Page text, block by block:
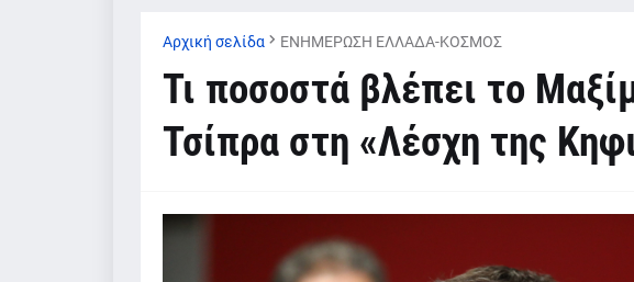
Αρχική σελίδα ΕΝΗΜΕΡΩΣΗ ΕΛΛΑΔΑ-ΚΟΣΜΟΣ
Τι ποσοστά βλέπει το
Τσίπρα στη «Λέσχη της